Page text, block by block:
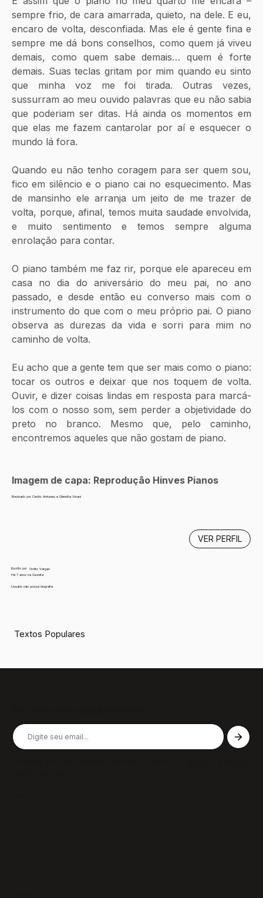
sempre frio, de cara amarrada, quieto, na dele. E eu,
encaro de volta, desconfiada. Mas ele é gente fina e
sempre me dá bons conselhos, como quem já viveu
demais, como quem sabe demais… quem é forte
demais. Suas teclas gritam por mim quando eu sinto
que minha voz me foi tirada. Outras vezes,
sussurram ao meu ouvido palavras que eu não sabia
que poderiam ser ditas. Há ainda os momentos em
que elas me fazem cantarolar por aí e esquecer o
mundo lá fora.
Quando eu não tenho coragem para ser quem sou,
fico em silêncio e o piano cai no esquecimento. Mas
de mansinho ele arranja um jeito de me trazer de
volta, porque, afinal, temos muita saudade envolvida,
e muito sentimento e temos sempre alguma
enrolação para contar.
O piano também me faz rir, porque ele apareceu em
casa no dia do aniversário do meu pai, no ano
passado, e desde então eu converso mais com o
instrumento do que com o meu próprio pai. O piano
observa as durezas da vida e sorri para mim no
caminho de volta.
Eu acho que a gente tem que ser mais como o piano:
tocar os outros e deixar que nos toquem de volta.
Ouvir, e dizer coisas lindas em resposta para marcá-
los com o nosso som, sem perder a objetividade do
preto no branco. Mesmo que, pelo caminho,
encontremos aqueles que não gostam de piano.
Imagem de capa: Reprodução Hinves Pianos
Revisado por Cedric Antunes e Glendha Visani
Escrito por
Ornito Vargas
Há 7 anos na Gazeta
Usuário não possui biografia
VER PERFIL
Textos Populares